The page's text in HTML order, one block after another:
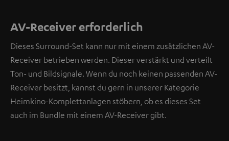
AV-Receiver erforderlich
Dieses Surround-Set kann nur mit einem zusätzlichen AV-
Receiver betrieben werden. Dieser verstärkt und verteilt
Ton- und Bildsignale. Wenn du noch keinen passenden AV-
Receiver besitzt, kannst du gern in unserer Kategorie
Heimkino-Komplettanlagen stöbern, ob es dieses Set
auch im Bundle mit einem AV-Receiver gibt.